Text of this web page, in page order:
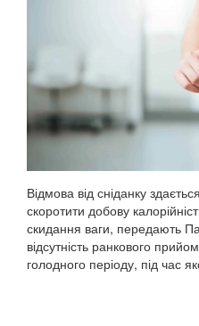
Відмова від сніданку
скоротити добову
скидання ваги, передають
відсутність ранкового
голодного періоду, під час